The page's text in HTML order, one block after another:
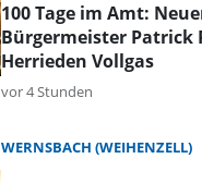
100 Tage im Amt:
Bürgermeister Patrick
Herrieden Vollgas
vor 4 Stunden
WERNSBACH (WEIHENZELL)